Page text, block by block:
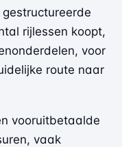
rijlessen koopt,
voor
route naar
vooruitbetaalde
vaak